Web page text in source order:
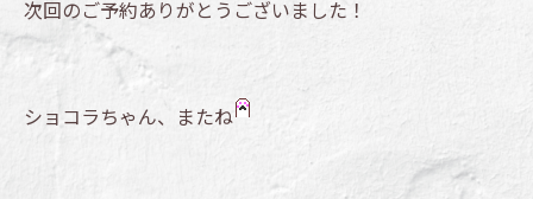
次回のご予約ありがとうございました！
ショコラちゃん、またね